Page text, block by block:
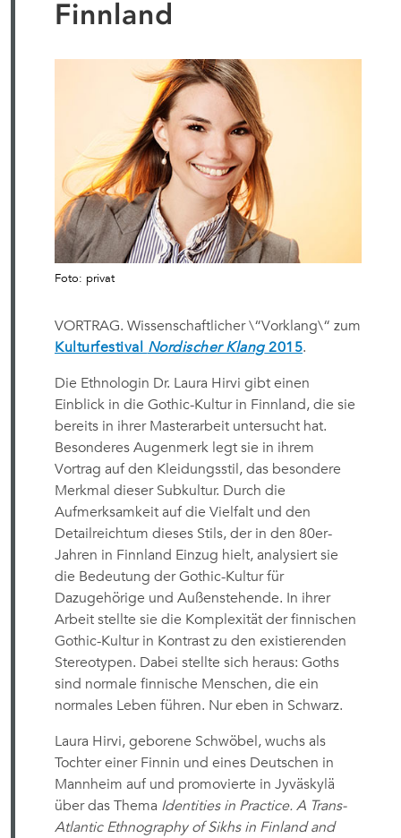
Finnland
Foto: privat
VORTRAG. Wissenschaftlicher \“Vorklang\“ zum
Kulturfestival Nordischer Klang2015.
Die Ethnologin Dr. Laura Hirvi gibt einen
Einblick in die Gothic-Kultur in Finnland, die sie
bereits in ihrer Masterarbeit untersucht hat.
Besonderes Augenmerk legt sie in ihrem
Vortrag auf den Kleidungsstil, das besondere
Merkmal dieser Subkultur. Durch die
Aufmerksamkeit auf die Vielfalt und den
Detailreichtum dieses Stils, der in den 80er-
Jahren in Finnland Einzug hielt, analysiert sie
die Bedeutung der Gothic-Kultur für
Dazugehörige und Außenstehende. In ihrer
Arbeit stellte sie die Komplexität der finnischen
Gothic-Kultur in Kontrast zu den existierenden
Stereotypen. Dabei stellte sich heraus: Goths
sind normale finnische Menschen, die ein
normales Leben führen. Nur eben in Schwarz.
Laura Hirvi, geborene Schwöbel, wuchs als
Tochter einer Finnin und eines Deutschen in
Mannheim auf und promovierte in Jyväskylä
über das Thema Identities in Practice. A Trans-
Atlantic Ethnography of Sikhs in Finland and